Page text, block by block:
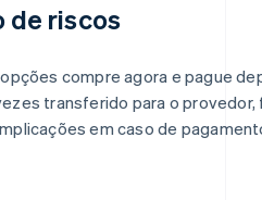
de riscos
compre agora e pague
transferido para o
em caso de